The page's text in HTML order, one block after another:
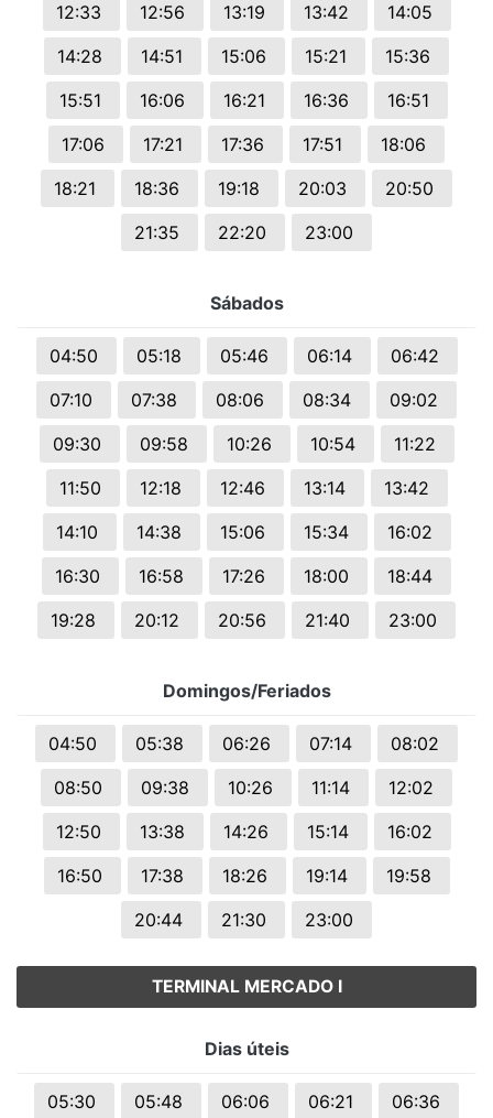
12:33
12:56 13:19 13:42
14:05
14:28
14:51 15:06 15:21
15:36
15:51
16:06 16:21 16:36
16:51
17:06
17:21 17:36 17:51
18:06
18:21
18:36 19:18 20:03
20:50
21:35
22:20 23:00
Sábados
04:50 05:18 05:46 06:14
06:42
07:10
07:38 08:06 08:34
09:02
09:30
09:58 10:26 10:54
11:22
11:50
12:18 12:46 13:14
13:42
14:10
14:38 15:06 15:34
16:02
16:30
16:58 17:26 18:00
18:44
19:28
20:12 20:56 21:40 23:00
Domingos/Feriados
04:50 05:38 06:26 07:14
08:02
08:50
09:38 10:26 11:14
12:02
12:50
13:38 14:26 15:14
16:02
16:50
17:38 18:26 19:14
19:58
20:44
21:30 23:00
TERMINAL MERCADO I
Dias úteis
05:30 05:48 06:06 06:21 06:36